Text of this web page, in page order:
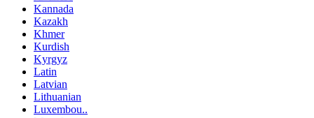
Kannada
Kazakh
Khmer
Kurdish
Kyrgyz
Latin
Latvian
Lithuanian
Luxembou..